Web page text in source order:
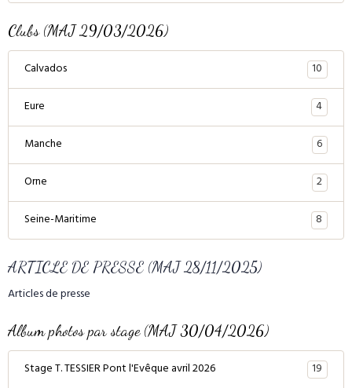
Clubs (MAJ 29/03/2026)
Calvados
10
Eure
4
Manche
6
Orne
2
Seine-Maritime
8
ARTICLE DE PRESSE (MAJ 28/11/2025)
Articles de presse
Album photos par stage (MAJ 30/04/2026)
Stage T. TESSIER Pont l'Evêque avril 2026 19